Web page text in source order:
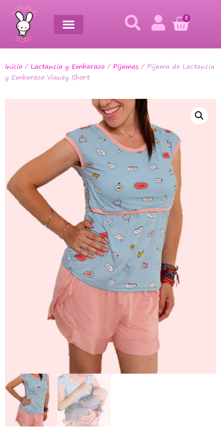
0
Inicio / Lactancia y Embarazo / Pijamas / Pijama de Lactancia
y Embarazo Vianey Short